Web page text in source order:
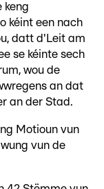
keng
kéint een nach
datt d'Leit am
se kéinte sech
wou de
an dat
an der Stad.
Motioun vun
vun de